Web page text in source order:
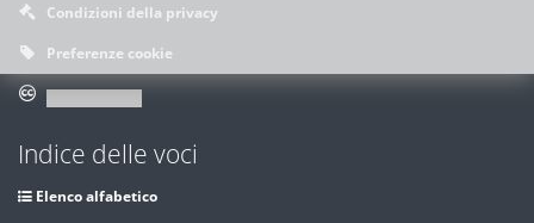
Condizioni della privacy
Preferenze cookie
Indice delle voci
Elenco alfabetico